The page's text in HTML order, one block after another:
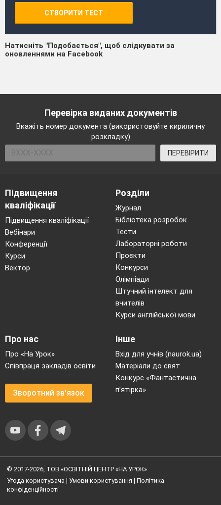
СТВОРИТИ ТЕСТ
Натисніть "Подобається", щоб слідкувати за
оновленнями на Facebook
Перевірка виданих документів
Вкажіть номер документа (використовуйте кириличну
розкладку)
ПЕРЕВІРИТИ
Підвищення
кваліфікації
Підвищення кваліфікації
Вебінари
Конференції
Курси
Вектор
Розділи
Журнал
Бібліотека розробок
Тести
Лабораторні роботи
Проєкти
Конкурси
Олімпіади
Штучний інтелект для
вчителів
Курси англійської мови
Про нас
Про «На Урок»
Співпраця закладів освіти
Зворотний зв'язок
Інше
Вхід для учнів (naurok.ua)
Матеріали до свят
Конкурс «Фантастична
п’ятірка»
© 2017-2026, ТОВ «ОСВІТНІЙ ЦЕНТР «НА УРОК»
Угода користувача | Умови користування | Політика
конфіденційності